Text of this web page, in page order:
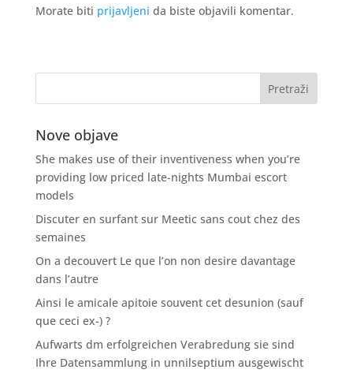
Morate biti prijavljeni da biste objavili komentar.
Nove objave
She makes use of their inventiveness when you’re
providing low priced late-nights Mumbai escort
models
Discuter en surfant sur Meetic sans cout chez des
semaines
On a decouvert Le que l’on non desire davantage
dans l’autre
Ainsi le amicale apitoie souvent cet desunion (sauf
que ceci ex-) ?
Aufwarts dm erfolgreichen Verabredung sie sind
Ihre Datensammlung in unnilseptium ausgewischt